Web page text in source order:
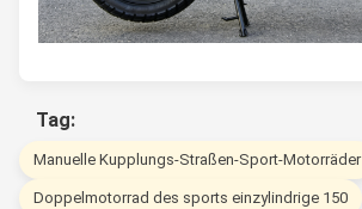
Tag:
Manuelle Kupplungs-Straßen-Sport-Motorräder
Doppelmotorrad des sports einzylindrige 150